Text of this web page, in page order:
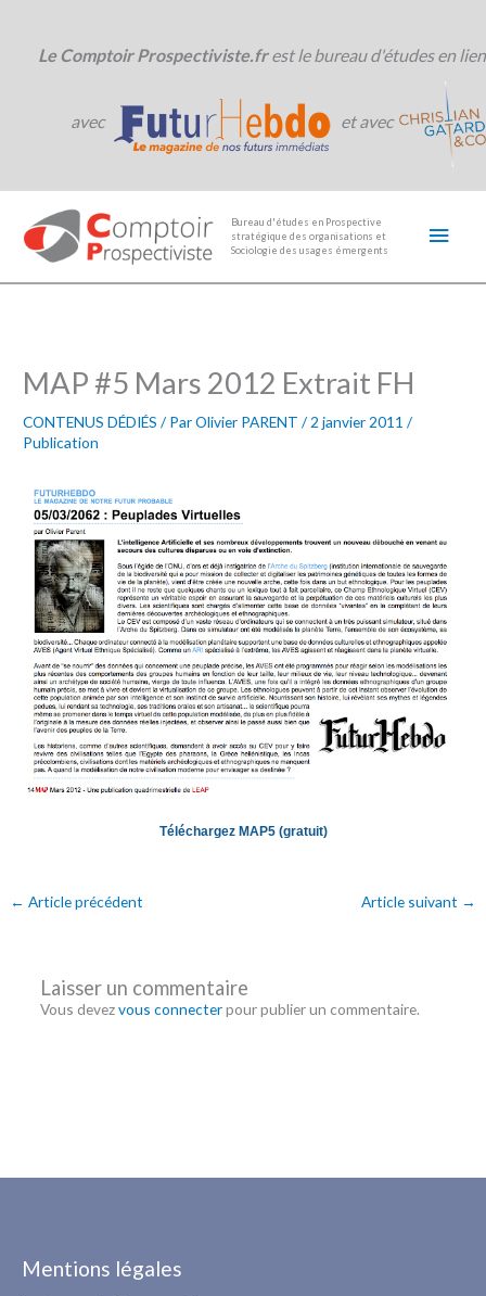
Le Comptoir Prospectiviste.frest le bureau d'études en lien
avec et avec
Bureau d'études en Prospective
stratégique des organisations et
Sociologie des usages émergents
MAP #5 Mars 2012 Extrait FH
CONTENUS DÉDIÉS / ParOlivier PARENT/ 2 janvier 2011/
Publication
Téléchargez MAP5 (gratuit)
← Article précédent Article suivant →
Laisser un commentaire
Vous devezvous connecterpour publier un commentaire.
Mentions légales